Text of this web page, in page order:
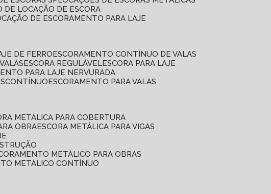
DE LOCAÇÃO DE ESCORA
DE ESCORAMENTO PARA LAJE
DE FERRO
ESCORAMENTO CONTÍNUO DE VALAS
ESCORA REGULÁVEL ESCORA PARA LAJE
PARA LAJE NERVURADA
ESCORAMENTO PARA VALAS
METÁLICA PARA COBERTURA
OBRA ESCORA METÁLICA PARA VIGAS
METÁLICO PARA OBRAS
METÁLICO CONTÍNUO